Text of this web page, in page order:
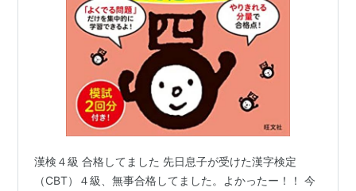
漢検４級 合格してました 先日息子が受けた漢字検定
（CBT）４級、無事合格してました。よかったー！！ 今